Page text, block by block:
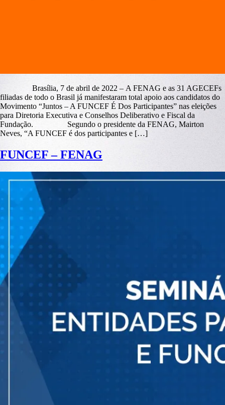
Brasília, 7 de abril de 2022 – A FENAG e as 31 AGECEFs
filiadas de todo o Brasil já manifestaram total apoio aos candidatos do
Movimento “Juntos – A FUNCEF É Dos Participantes” nas eleições
para Diretoria Executiva e Conselhos Deliberativo e Fiscal da
Fundação. Segundo o presidente da FENAG, Mairton
Neves, “A FUNCEF é dos participantes e […]
FUNCEF – FENAG